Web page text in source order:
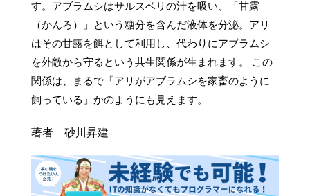
す。アブラムシはサルスベリの汁を吸い、「甘露
（かんろ）」という糖分を含んだ液体を分泌。アリ
はその甘露を餌として利用し、代わりにアブラムシ
を外敵から守るという共生関係が生まれます。 この
関係は、まるで「アリがアブラムシを家畜のように
飼っている」かのようにも見えます。
著者 砂川昇建